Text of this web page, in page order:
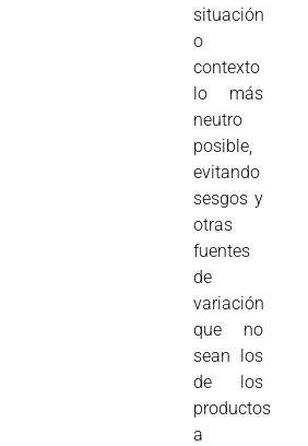
situación
o
contexto
lo más
neutro
posible,
evitando
sesgos y
otras
fuentes
de
variación
que no
sean los
de los
productos
a